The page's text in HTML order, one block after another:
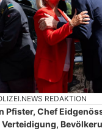
REDAKTION
Pfister, Chef